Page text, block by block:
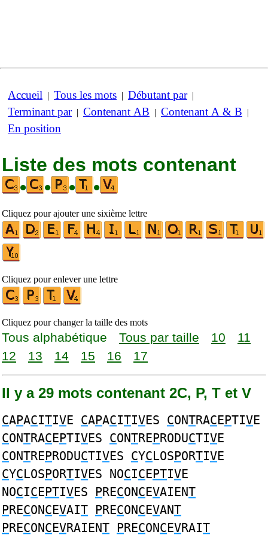
Accueil | Tous les mots | Débutant par|
Terminant par| Contenant AB | Contenant A & B |
En position
Liste des mots contenant
•
• • •
Cliquez pour ajouter une sixième lettre
Cliquez pour enlever une lettre
Cliquez pour changer la taille des mots
Tous alphabétique Tous par taille 10
11
12
13 14 15 16 17
Il y a 29 mots contenant 2C, P, T et V
CAPACITIVE CAPACITIVES CONTRACEPTIVE
CONTRACEPTIVES CONTREPRODUCTIVE
CONTREPRODUCTIVES CYCLOSPORTIVE
CYCLOSPORTIVES NOCICEPTIVE
NOCICEPTIVES PRECONCEVAIENT
PRECONCEVAIT PRECONCEVANT
PRECONCEVRAIENT PRECONCEVRAIT